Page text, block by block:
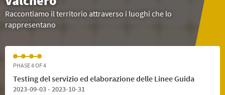
Raccontiamo il territorio attraverso i luoghi che lo
rappresentano
PHASE 4 OF 4
Testing del servizio ed elaborazione delle Linee Guida
2023-09-03 - 2023-10-31